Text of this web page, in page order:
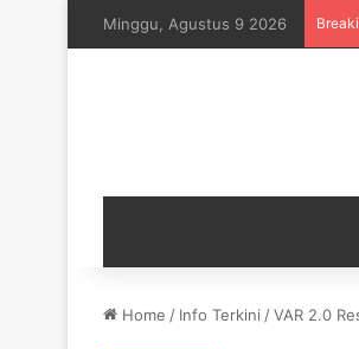
Minggu, Agustus 9 2026
Home / Info Terkini /VAR 2.0